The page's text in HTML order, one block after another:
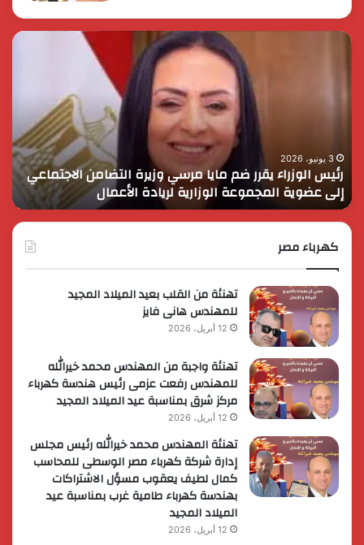
رئيس
التضامن
الاجتماعي
إلى
عضوية
المجموعة
الوزارية
3 يونيو، 2026
رئيس الوزراء يقرر ضم مايا مرسي وزيرة التضامن الاجتماعي
إلى عضوية المجموعة الوزارية لريادة الأعمال
في
كهرباء مصر
تهنئة من القلب بعيد الميلاد المجيد
للمهندس هانى فايز
12 أبريل، 2026
تهنئة واجبة من المهندس محمد خيرالله
للمهندس رفعت عزمى رئيس هندسة كهرباء
مركز شرق بمناسبة عيد الميلاد المجيد
12 أبريل، 2026
تهنئة المهندس محمد خيرالله رئيس مجلس
إدارة شركة كهرباء مصر الوسطى للمحاسب
كمال لطيف يعقوب مسؤل الاشتراكات
بهندسة كهرباء طامية غرب بمناسبة عيد
الميلاد المجيد
12 أبريل، 2026